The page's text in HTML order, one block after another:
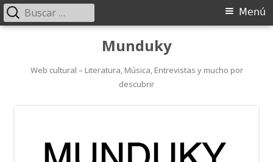
contenido
Munduky
Web cultural – Literatura, Música, Entrevistas y mucho por
descubrir
Menú
Menú
Buscar: